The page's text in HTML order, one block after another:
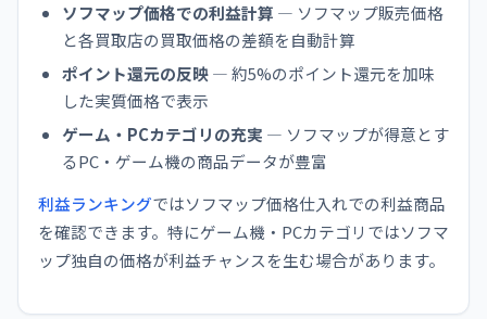
ソフマップ価格での利益計算 — ソフマップ販売価格
と各買取店の買取価格の差額を自動計算
ポイント還元の反映— 約5%のポイント還元を加味
した実質価格で表示
ゲーム・PCカテゴリの充実 — ソフマップが得意とす
るPC・ゲーム機の商品データが豊富
利益ランキングではソフマップ価格仕入れでの利益商品
を確認できます。特にゲーム機・PCカテゴリではソフマ
ップ独自の価格が利益チャンスを生む場合があります。